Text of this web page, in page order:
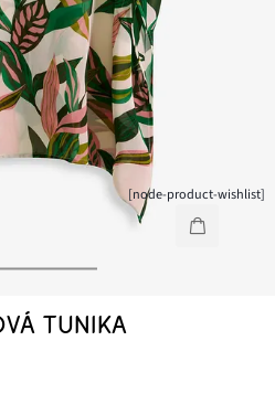
[node-product-wishlist]
TUNIKA